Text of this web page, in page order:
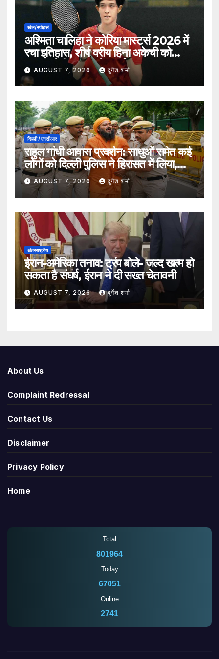
खेल/स्पोर्ट्स
अश्मिता चालिहा ने कोरिया मास्टर्स 2026 में
रचा इतिहास, शीर्ष वरीय हिना अकेची को
हराकर सेमीफाइनल में बनाई जगह
AUGUST 7, 2026 दुर्गेश शर्मा
दिल्ली / एनसीआर
राहुल गांधी आवास प्रदर्शन: साधुओं समेत कई
लोगों को दिल्ली पुलिस ने हिरासत में लिया,
सुरक्षा व्यवस्था कड़ी
AUGUST 7, 2026 दुर्गेश शर्मा
अंतरराष्ट्रीय
ईरान-अमेरिका तनाव: ट्रंप बोले- जल्द खत्म हो
सकता है संघर्ष, ईरान ने दी सख्त चेतावनी
AUGUST 7, 2026 दुर्गेश शर्मा
About Us
Complaint Redressal
Contact Us
Disclaimer
Privacy Policy
Home
Total
801964
Today
67051
Online
2744